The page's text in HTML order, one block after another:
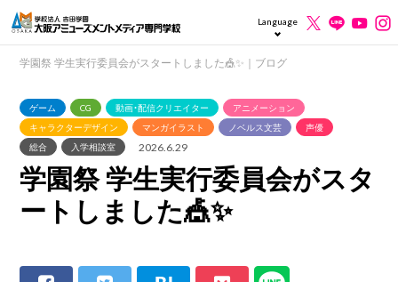
Language
学園祭 学生実行委員会がスタートしました🎪✨｜ブログ
ゲーム CG 動画・配信クリエイター
アニメーション
キャラクターデザイン
マンガイラスト ノベルス文芸
声優
総合
入学相談室 2026.6.29
学園祭 学生実行委員会がスタ
ートしました🎪✨